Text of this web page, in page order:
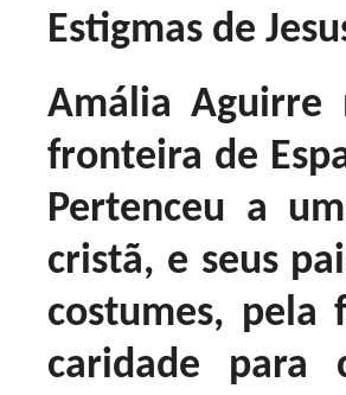
Estigmas de
Amália Aguirre
fronteira de
Pertenceu a
cristã, e seus
costumes, pela
caridade para